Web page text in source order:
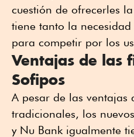
cuestión de ofrecerles
tiene tanto la
para competir por los
Ventajas de las
Sofipos
A pesar de las ventajas
tradicionales, los
y Nu Bank igualmente